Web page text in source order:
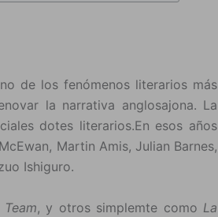
de los fenómenos literarios más
la narrativa anglosajona. La
dotes literarios.En esos años
Martin Amis, Julian Barnes,
Ishiguro.
, y otros simplemte como La